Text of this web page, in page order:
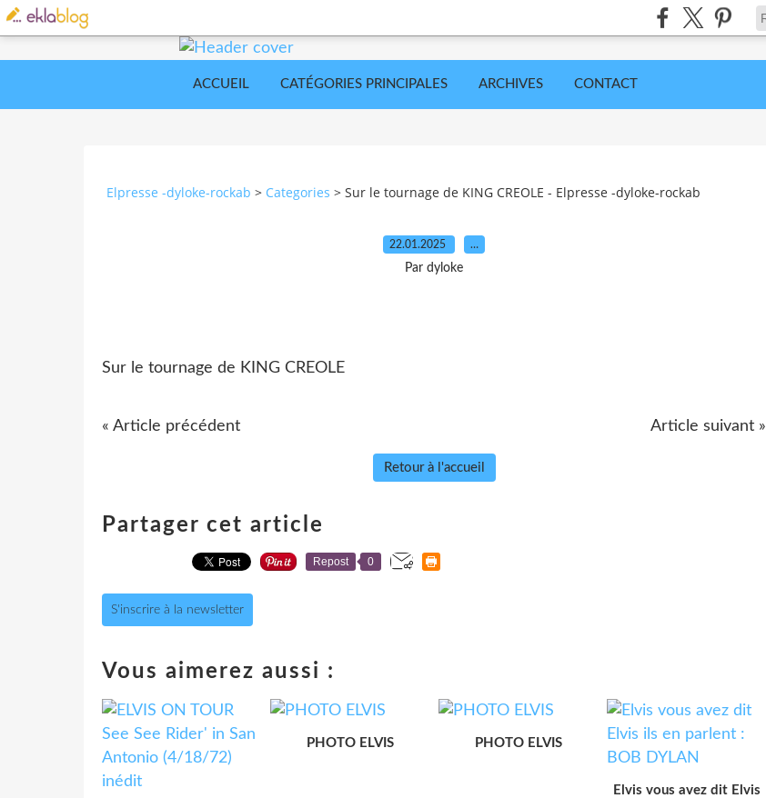
ACCUEIL CATÉGORIES PRINCIPALES ARCHIVES CONTACT
Elpresse -dyloke-rockab > Categories > Sur le tournage de KING CREOLE - Elpresse -dyloke-rockab
22.01.2025 …
Par dyloke
Sur le tournage de KING CREOLE
« Article précédent Article suivant »
Retour à l'accueil
Partager cet article
Repost 0
S'inscrire à la newsletter
Vous aimerez aussi :
PHOTO ELVIS PHOTO ELVIS
Elvis vous avez dit Elvis